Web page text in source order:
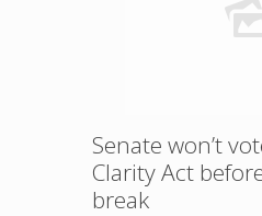
Senate won’t
Clarity Act
break